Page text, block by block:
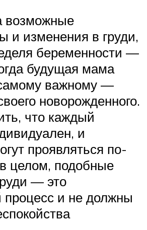
возможные
и изменения в груди,
беременности —
будущая мама
самому важному —
новорожденного.
что каждый
и
проявляться по-
целом, подобные
— это
и не должны